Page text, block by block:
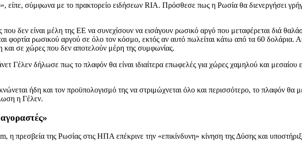
είπε, σύμφωνα με το πρακτορείο ειδήσεων RIA. Πρόσθεσε πως η Ρωσία θα διενεργήσει
δεν είναι μέλη της ΕΕ να συνεχίσουν να εισάγουν ρωσικό αργό που μεταφέρεται διά
φορτία ρωσικού αργού σε όλο τον κόσμο, εκτός αν αυτό πωλείται κάτω από τα 60
και σε χώρες που δεν αποτελούν μέρη της συμφωνίας.
δήλωσε πως το πλαφόν θα είναι ιδιαίτερα επωφελές για χώρες χαμηλού και μεσαίου
ήδη και τον προϋπολογισμό της να στριμώχνεται όλο και περισσότερο, το πλαφόν
η Γέλεν.
η πρεσβεία της Ρωσίας στις ΗΠΑ επέκρινε την «επικίνδυνη» κίνηση της Δύσης και